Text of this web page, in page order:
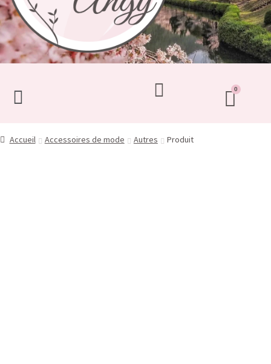
Accueil Accessoires de mode Autres Produit